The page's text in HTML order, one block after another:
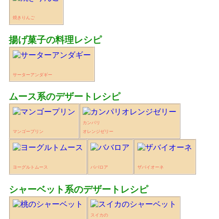
焼きりんご
揚げ菓子の料理レシピ
サーターアンダギー
ムース系のデザートレシピ
マンゴープリン
カンパリ
オレンジゼリー
ヨーグルトムース ババロア ザバイオーネ
シャーベット系のデザートレシピ
スイカの